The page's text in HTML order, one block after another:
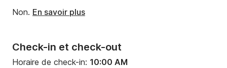
Check-in et check-out
Horaire de check-in: 10:00 AM
Non. En savoir plus